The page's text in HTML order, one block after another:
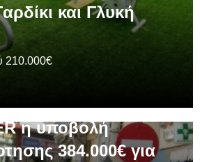
και Γλυκή
210.000€
η υποβολή
384.000€ για